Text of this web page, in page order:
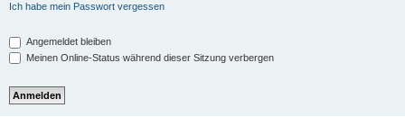
Ich habe mein Passwort vergessen
Angemeldet bleiben
Meinen Online-Status während dieser Sitzung verbergen